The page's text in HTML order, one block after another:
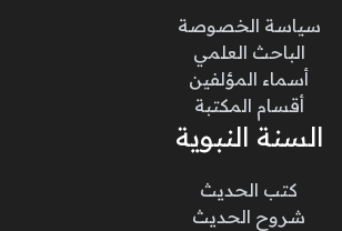
سياسة الخصوصة
الباحث العلمي
أسماء المؤلفين
أقسام المكتبة
السنة النبوية
كتب الحديث
شروح الحديث